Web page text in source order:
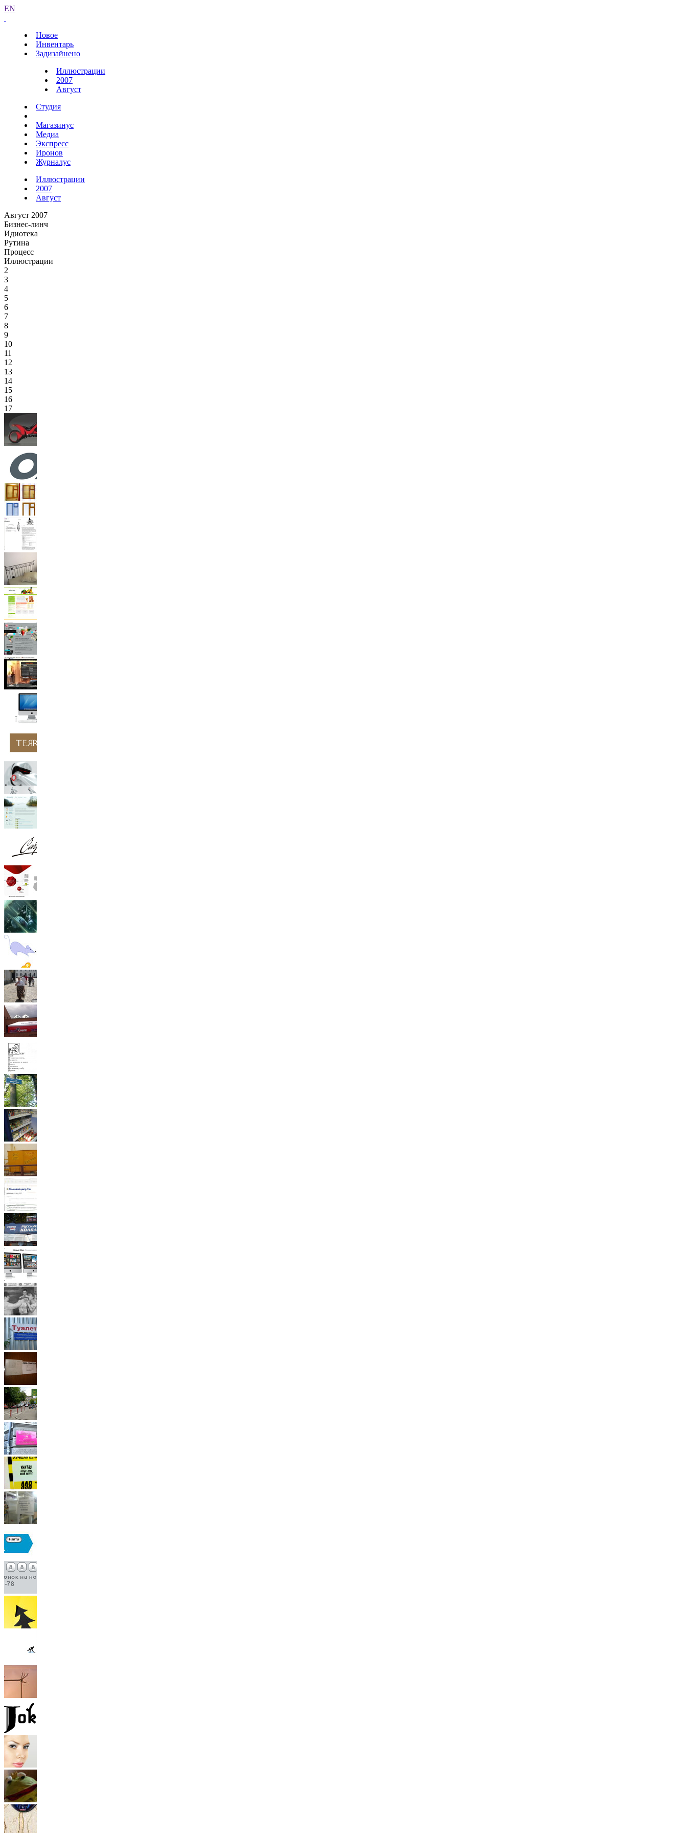
EN
Новое
Инвентарь
Задизайнено
Иллюстрации
2007
Август
Студия
Магазинус
Медиа
Экспресс
Иронов
Журналус
Иллюстрации
2007
Август
Август 2007
Бизнес-линч
Идиотека
Рутина
Процесс
Иллюстрации
2
3
4
5
6
7
8
9
10
11
12
13
14
15
16
17